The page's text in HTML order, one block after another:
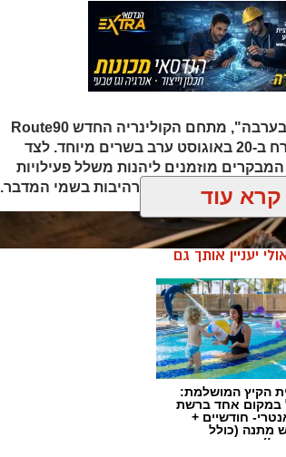
במסגרת אירועי "לילות קיץ בערבה", מתחם הקולינריה החדש Route90
Wildgrilled במושב צופר יארח ב-20 באוגוסט ערב בשרים מיוחד. לצד
מוזמנים ליהנות משלל פעילויות
תצפיות כוכבים מרהיבות בשמי המדבר.
קרא עוד
יעניין אותך גם
הקיץ המושלמת:
במקום אחד ברשת
חודשיים +
מתנה (כולל